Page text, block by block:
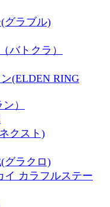
グラブル)
バトクラ）
(ELDEN RING
）
クスト)
グラクロ)
イ カラフルステー